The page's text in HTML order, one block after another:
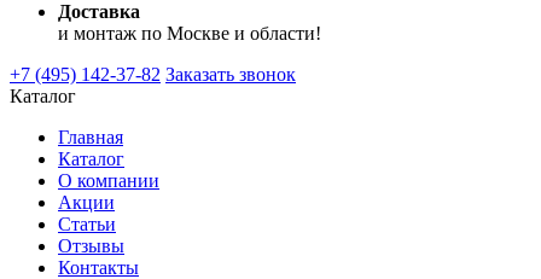
Доставка
и монтаж по Москве и области!
+7 (495) 142-37-82 Заказать звонок
Каталог
Главная
Каталог
О компании
Акции
Статьи
Отзывы
Контакты